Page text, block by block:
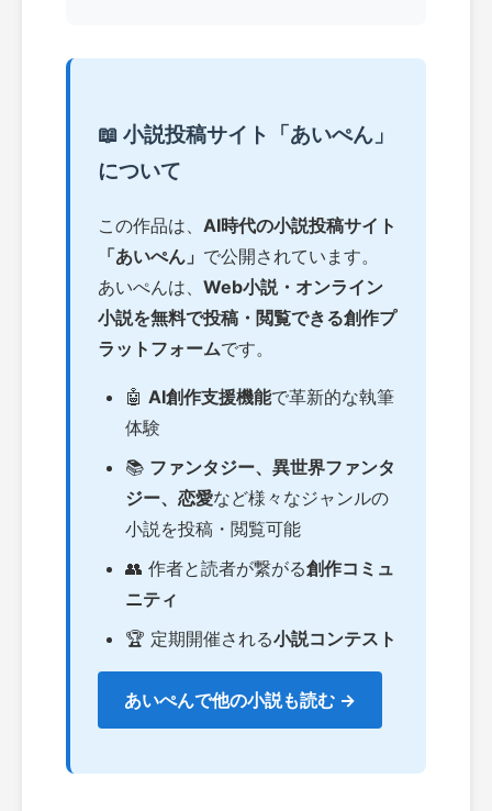
📖 小説投稿サイト「あいぺん」
について
この作品は、 AI時代の小説投稿サイト
「あいぺん」 で公開されています。
あいぺんは、 Web小説・オンライン
小説を無料で投稿・閲覧できる創作プ
ラットフォームです。
🤖 AI創作支援機能で革新的な執筆
体験
📚 ファンタジー、異世界ファンタ
ジー、恋愛など様々なジャンルの
小説を投稿・閲覧可能
👥 作者と読者が繋がる創作コミュ
ニティ
🏆 定期開催される小説コンテスト
あいぺんで他の小説も読む →